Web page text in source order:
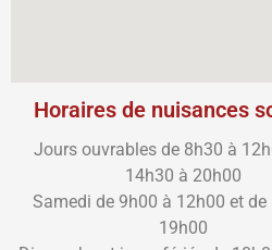
Horaires de nuisances
Jours ouvrables de 8h30 à
14h30 à 20h00
Samedi de 9h00 à 12h00 et de
19h00